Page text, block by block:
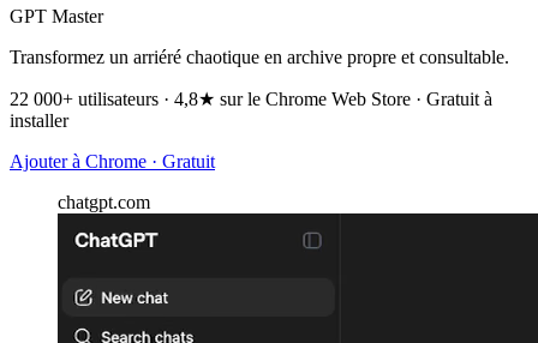
GPT Master
Transformez un arriéré chaotique en archive propre et consultable.
22 000+ utilisateurs · 4,8★ sur le Chrome Web Store · Gratuit à
installer
Ajouter à Chrome · Gratuit
chatgpt.com